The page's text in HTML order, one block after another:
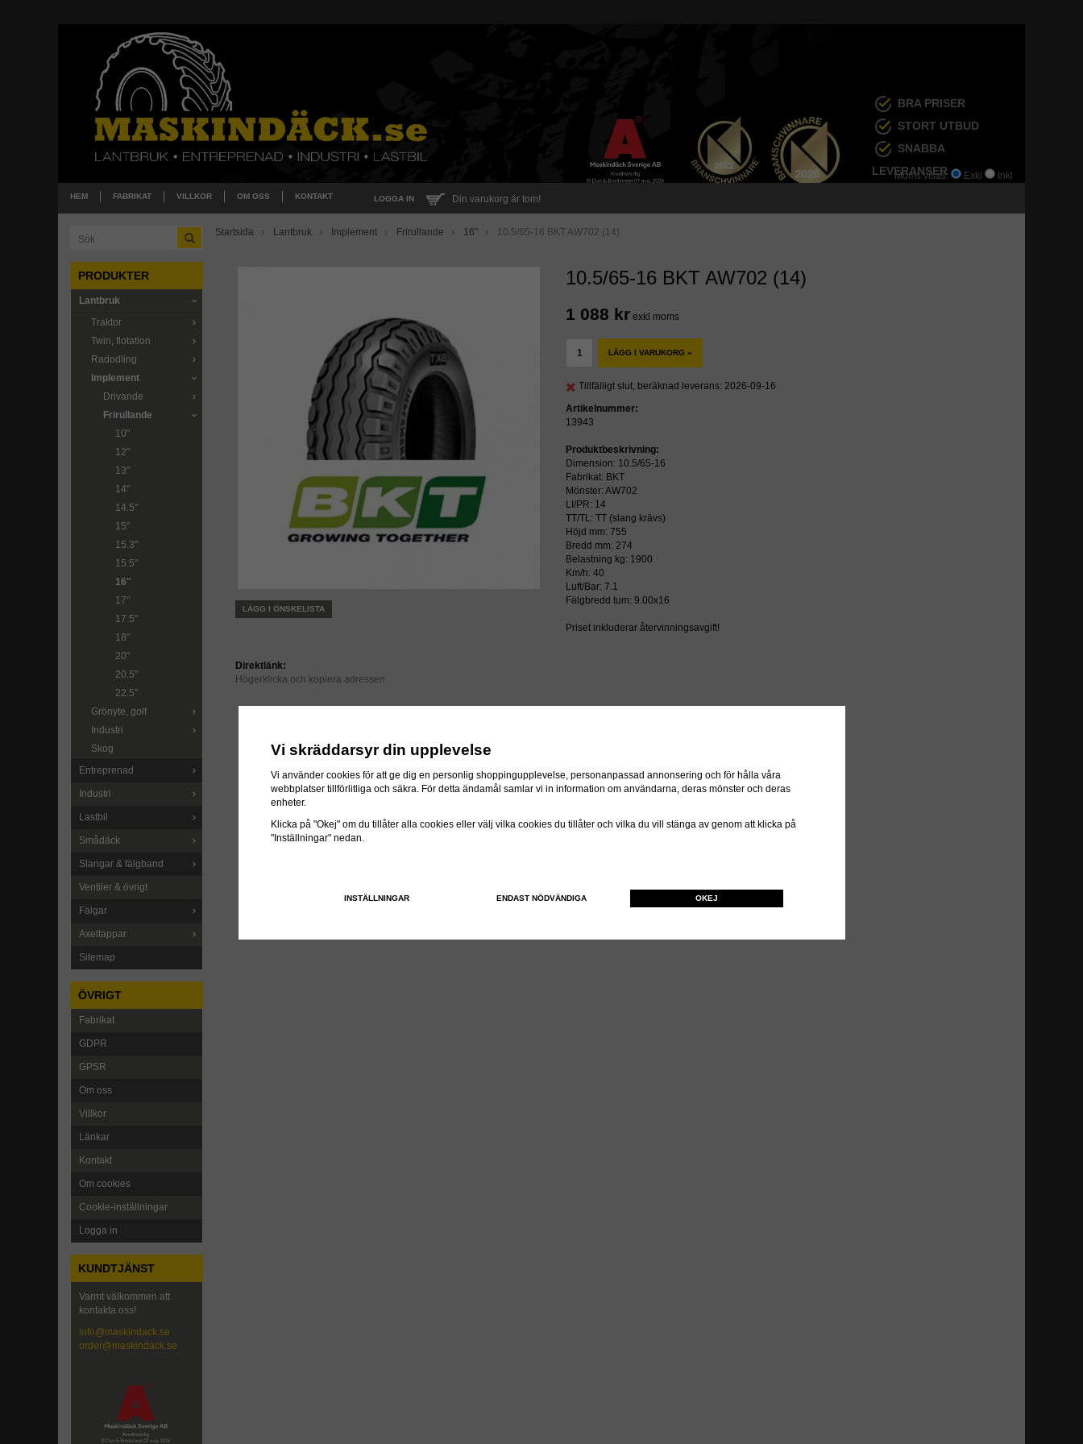
BRA PRISER
STORT UTBUD
SNABBA
LEVERANSER
Moms visas: Exkl Inkl
HEM FABRIKAT VILLKOR OM OSS KONTAKT LOGGA IN Din varukorg är tom!
PRODUKTER
Lantbruk
Traktor
Twin, flotation
Radodling
Implement
Drivande
Frirullande
10"
12"
13"
14"
14.5"
15"
15.3"
15.5"
16"
17"
17.5"
18"
20"
20.5"
22.5"
Grönyte, golf
Industri
Skog
Entreprenad
Industri
Lastbil
Smådäck
Slangar & fälgband
Ventiler & övrigt
Fälgar
Axeltappar
Sitemap
ÖVRIGT
Fabrikat
GDPR
GPSR
Om oss
Villkor
Länkar
Kontakt
Om cookies
Cookie-inställningar
Logga in
KUNDTJÄNST
Varmt välkommen att
kontakta oss!
info@maskindack.se
order@maskindack.se
Startsida Lantbruk Implement Frirullande 16" 10.5/65-16 BKT AW702 (14)
LÄGG I ÖNSKELISTA
Direktlänk:
Högerklicka och kopiera adressen
10.5/65-16 BKT AW702 (14)
1 088 kr exkl moms
LÄGG I VARUKORG »
Tillfälligt slut, beräknad leverans: 2026-09-16
Artikelnummer:
13943
Produktbeskrivning:
Dimension: 10.5/65-16
Fabrikat: BKT
Mönster: AW702
LI/PR: 14
TT/TL: TT (slang krävs)
Höjd mm: 755
Bredd mm: 274
Belastning kg: 1900
Km/h: 40
Luft/Bar: 7.1
Fälgbredd tum: 9.00x16
Priset inkluderar återvinningsavgift!
Vi skräddarsyr din upplevelse
Vi använder cookies för att ge dig en personlig shoppingupplevelse, personanpassad annonsering och för hålla våra
webbplatser tillförlitliga och säkra. För detta ändamål samlar vi in information om användarna, deras mönster och deras
enheter.
Klicka på "Okej" om du tillåter alla cookies eller välj vilka cookies du tillåter och vilka du vill stänga av genom att klicka på
"Inställningar" nedan.
INSTÄLLNINGAR ENDAST NÖDVÄNDIGA OKEJ